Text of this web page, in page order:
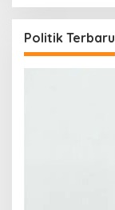
Politik Terbaru